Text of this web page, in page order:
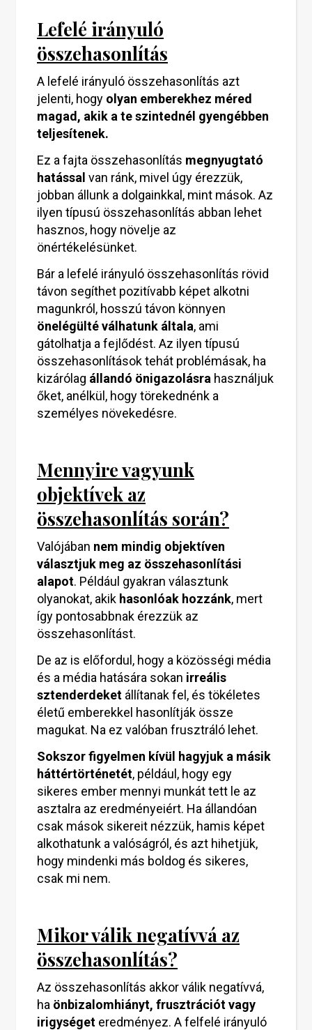
Lefelé irányuló
összehasonlítás
A lefelé irányuló összehasonlítás azt
jelenti, hogy olyan emberekhez méred
magad, akik a te szintednél gyengébben
teljesítenek.
Ez a fajta összehasonlítás megnyugtató
hatással van ránk, mivel úgy érezzük,
jobban állunk a dolgainkkal, mint mások. Az
ilyen típusú összehasonlítás abban lehet
hasznos, hogy növelje az
önértékelésünket.
Bár a lefelé irányuló összehasonlítás rövid
távon segíthet pozitívabb képet alkotni
magunkról, hosszú távon könnyen
önelégülté válhatunk általa, ami
gátolhatja a fejlődést. Az ilyen típusú
összehasonlítások tehát problémásak, ha
kizárólag állandó önigazolásra használjuk
őket, anélkül, hogy törekednénk a
személyes növekedésre.
Mennyire vagyunk
objektívek az
összehasonlítás során?
Valójában nem mindig objektíven
választjuk meg az összehasonlítási
alapot. Például gyakran választunk
olyanokat, akik hasonlóak hozzánk, mert
így pontosabbnak érezzük az
összehasonlítást.
De az is előfordul, hogy a közösségi média
és a média hatására sokan irreális
sztenderdeket állítanak fel, és tökéletes
életű emberekkel hasonlítják össze
magukat. Na ez valóban frusztráló lehet.
Sokszor figyelmen kívül hagyjuk a másik
háttértörténetét, például, hogy egy
sikeres ember mennyi munkát tett le az
asztalra az eredményeiért. Ha állandóan
csak mások sikereit nézzük, hamis képet
alkothatunk a valóságról, és azt hihetjük,
hogy mindenki más boldog és sikeres,
csak mi nem.
Mikor válik negatívvá az
összehasonlítás?
Az összehasonlítás akkor válik negatívvá,
ha önbizalomhiányt, frusztrációt vagy
irigységet eredményez. A felfelé irányuló